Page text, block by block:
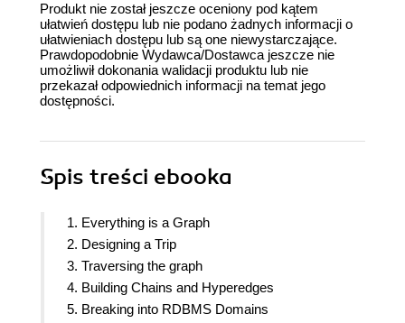
Produkt nie został jeszcze oceniony pod kątem
ułatwień dostępu lub nie podano żadnych informacji o
ułatwieniach dostępu lub są one niewystarczające.
Prawdopodobnie Wydawca/Dostawca jeszcze nie
umożliwił dokonania walidacji produktu lub nie
przekazał odpowiednich informacji na temat jego
dostępności.
Spis treści ebooka
1. Everything is a Graph
2. Designing a Trip
3. Traversing the graph
4. Building Chains and Hyperedges
5. Breaking into RDBMS Domains